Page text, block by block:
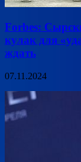
Forbes:
кулак для
ждать
07.11.2024